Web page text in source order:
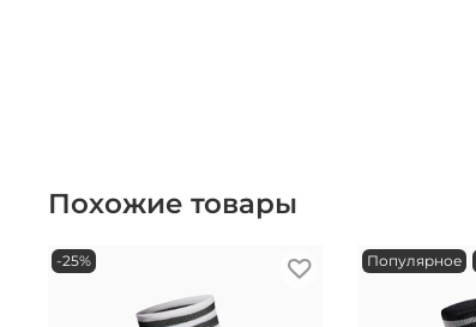
Похожие товары
-25% Популярное